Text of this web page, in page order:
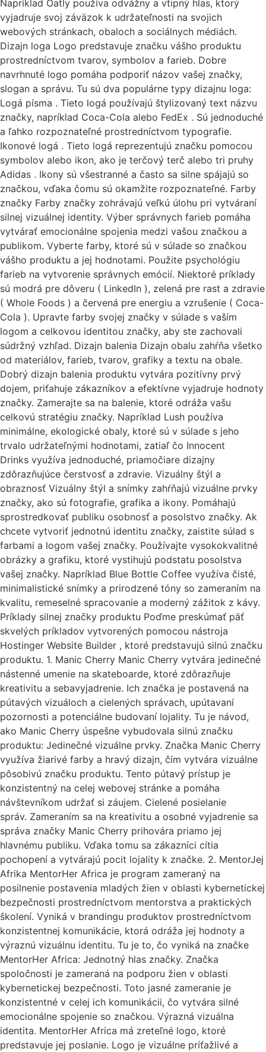
Napríklad Oatly používa odvážny a vtipný hlas, ktorý
vyjadruje svoj záväzok k udržateľnosti na svojich
webových stránkach, obaloch a sociálnych médiách.
Dizajn loga Logo predstavuje značku vášho produktu
prostredníctvom tvarov, symbolov a farieb. Dobre
navrhnuté logo pomáha podporiť názov vašej značky,
slogan a správu. Tu sú dva populárne typy dizajnu loga:
Logá písma . Tieto logá používajú štylizovaný text názvu
značky, napríklad Coca-Cola alebo FedEx . Sú jednoduché
a ľahko rozpoznateľné prostredníctvom typografie.
Ikonové logá . Tieto logá reprezentujú značku pomocou
symbolov alebo ikon, ako je terčový terč alebo tri pruhy
Adidas . Ikony sú všestranné a často sa silne spájajú so
značkou, vďaka čomu sú okamžite rozpoznateľné. Farby
značky Farby značky zohrávajú veľkú úlohu pri vytváraní
silnej vizuálnej identity. Výber správnych farieb pomáha
vytvárať emocionálne spojenia medzi vašou značkou a
publikom. Vyberte farby, ktoré sú v súlade so značkou
vášho produktu a jej hodnotami. Použite psychológiu
farieb na vytvorenie správnych emócií. Niektoré príklady
sú modrá pre dôveru ( LinkedIn ), zelená pre rast a zdravie
( Whole Foods ) a červená pre energiu a vzrušenie ( Coca-
Cola ). Upravte farby svojej značky v súlade s vaším
logom a celkovou identitou značky, aby ste zachovali
súdržný vzhľad. Dizajn balenia Dizajn obalu zahŕňa všetko
od materiálov, farieb, tvarov, grafiky a textu na obale.
Dobrý dizajn balenia produktu vytvára pozitívny prvý
dojem, priťahuje zákazníkov a efektívne vyjadruje hodnoty
značky. Zamerajte sa na balenie, ktoré odráža vašu
celkovú stratégiu značky. Napríklad Lush používa
minimálne, ekologické obaly, ktoré sú v súlade s jeho
trvalo udržateľnými hodnotami, zatiaľ čo Innocent
Drinks využíva jednoduché, priamočiare dizajny
zdôrazňujúce čerstvosť a zdravie. Vizuálny štýl a
obraznosť Vizuálny štýl a snímky zahŕňajú vizuálne prvky
značky, ako sú fotografie, grafika a ikony. Pomáhajú
sprostredkovať publiku osobnosť a posolstvo značky. Ak
chcete vytvoriť jednotnú identitu značky, zaistite súlad s
farbami a logom vašej značky. Používajte vysokokvalitné
obrázky a grafiku, ktoré vystihujú podstatu posolstva
vašej značky. Napríklad Blue Bottle Coffee využíva čisté,
minimalistické snímky a prirodzené tóny so zameraním na
kvalitu, remeselné spracovanie a moderný zážitok z kávy.
Príklady silnej značky produktu Poďme preskúmať päť
skvelých príkladov vytvorených pomocou nástroja
Hostinger Website Builder , ktoré predstavujú silnú značku
produktu. 1. Manic Cherry Manic Cherry vytvára jedinečné
nástenné umenie na skateboarde, ktoré zdôrazňuje
kreativitu a sebavyjadrenie. Ich značka je postavená na
pútavých vizuáloch a cielených správach, upútavaní
pozornosti a potenciálne budovaní lojality. Tu je návod,
ako Manic Cherry úspešne vybudovala silnú značku
produktu: Jedinečné vizuálne prvky. Značka Manic Cherry
využíva žiarivé farby a hravý dizajn, čím vytvára vizuálne
pôsobivú značku produktu. Tento pútavý prístup je
konzistentný na celej webovej stránke a pomáha
návštevníkom udržať si záujem. Cielené posielanie
správ. Zameraním sa na kreativitu a osobné vyjadrenie sa
správa značky Manic Cherry prihovára priamo jej
hlavnému publiku. Vďaka tomu sa zákazníci cítia
pochopení a vytvárajú pocit lojality k značke. 2. MentorJej
Afrika MentorHer Africa je program zameraný na
posilnenie postavenia mladých žien v oblasti kybernetickej
bezpečnosti prostredníctvom mentorstva a praktických
školení. Vyniká v brandingu produktov prostredníctvom
konzistentnej komunikácie, ktorá odráža jej hodnoty a
výraznú vizuálnu identitu. Tu je to, čo vyniká na značke
MentorHer Africa: Jednotný hlas značky. Značka
spoločnosti je zameraná na podporu žien v oblasti
kybernetickej bezpečnosti. Toto jasné zameranie je
konzistentné v celej ich komunikácii, čo vytvára silné
emocionálne spojenie so značkou. Výrazná vizuálna
identita. MentorHer Africa má zreteľné logo, ktoré
predstavuje jej poslanie. Logo je vizuálne príťažlivé a